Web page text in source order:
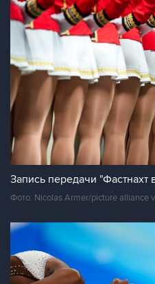
Запись передачи
Фото: Nicolas Armer/picture alliance